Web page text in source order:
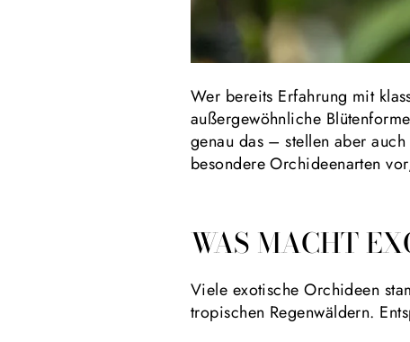
Wer bereits Erfahrung mit
außergewöhnliche
genau das – stellen aber
besondere Orchideenarten
WAS MACHT
Viele exotische Orchideen
tropischen Regenwäldern.